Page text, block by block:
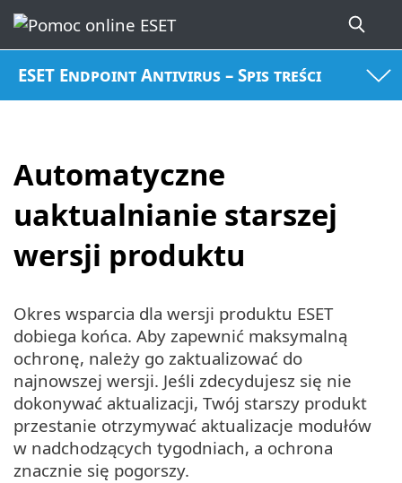
ESET Endpoint Antivirus – Spis treści
Automatyczne
uaktualnianie starszej
wersji produktu
Okres wsparcia dla wersji produktu ESET
dobiega końca. Aby zapewnić maksymalną
ochronę, należy go zaktualizować do
najnowszej wersji. Jeśli zdecydujesz się nie
dokonywać aktualizacji, Twój starszy produkt
przestanie otrzymywać aktualizacje modułów
w nadchodzących tygodniach, a ochrona
znacznie się pogorszy.